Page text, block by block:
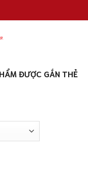
ĐƯỢC GẮN THẺ